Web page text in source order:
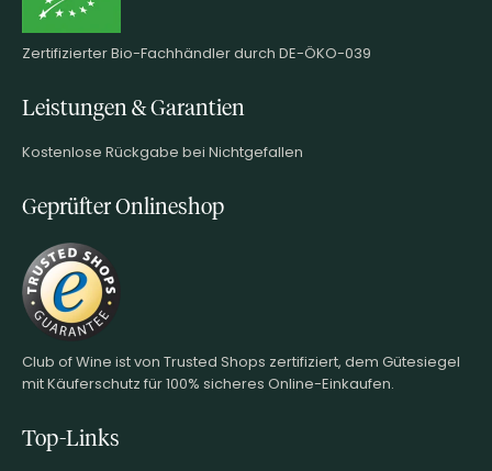
Zertifizierter Bio-Fachhändler durch DE-ÖKO-039
Leistungen & Garantien
Kostenlose Rückgabe bei Nichtgefallen
Geprüfter Onlineshop
Club of Wine ist von Trusted Shops zertifiziert, dem Gütesiegel
mit Käuferschutz für 100% sicheres Online-Einkaufen.
Top-Links